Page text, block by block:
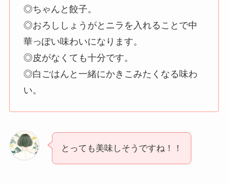
◎ちゃんと餃子。
◎おろししょうがとニラを入れることで中
華っぽい味わいになります。
◎皮がなくても十分です。
◎白ごはんと一緒にかきこみたくなる味わ
い。
とっても美味しそうですね！！